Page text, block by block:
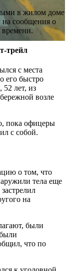
в жилом доме
на сообщения о
времени.
трейл
с места
его быстро
лет, из
возле
пока офицеры
с собой.
о том, что
тела еще
на
были
что по